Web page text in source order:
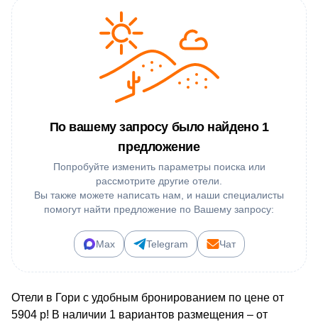
По вашему запросу было найдено 1
предложение
Попробуйте изменить параметры поиска или
рассмотрите другие отели.
Вы также можете написать нам, и наши специалисты
помогут найти предложение по Вашему запросу:
Max Telegram Чат
Отели в Гори с удобным бронированием по цене от
5904 р! В наличии 1 вариантов размещения – от